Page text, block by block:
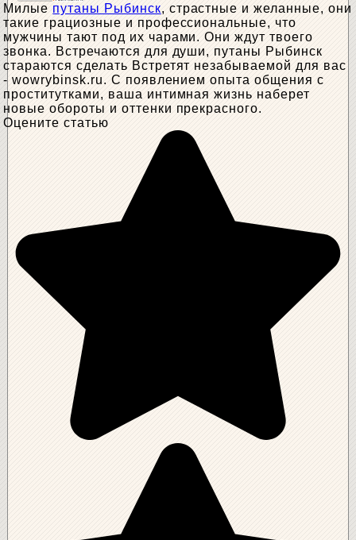
Милые путаны Рыбинск, страстные и желанные, они
такие грациозные и профессиональные, что
мужчины тают под их чарами. Они ждут твоего
звонка. Встречаются для души, путаны Рыбинск
стараются сделать Встретят незабываемой для вас
- wowrybinsk.ru. С появлением опыта общения с
проститутками, ваша интимная жизнь наберет
новые обороты и оттенки прекрасного.
Оцените статью